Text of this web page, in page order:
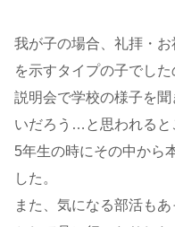
我が子の場合、礼拝・
を示すタイプの子でし
説明会で学校の様子を
いだろう…と思われると
5年生の時にその中から
した。
また、気になる部活も